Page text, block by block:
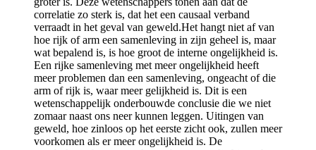
correlatie zo sterk is, dat het een causaal verband
verraadt in het geval van geweld.Het hangt niet af van
hoe rijk of arm een samenleving in zijn geheel is, maar
wat bepalend is, is hoe groot de interne ongelijkheid is.
Een rijke samenleving met meer ongelijkheid heeft
meer problemen dan een samenleving, ongeacht of die
arm of rijk is, waar meer gelijkheid is. Dit is een
wetenschappelijk onderbouwde conclusie die we niet
zomaar naast ons neer kunnen leggen. Uitingen van
geweld, hoe zinloos op het eerste zicht ook, zullen meer
voorkomen als er meer ongelijkheid is. De